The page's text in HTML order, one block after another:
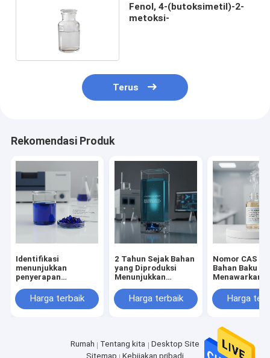
Fenol, 4-(butoksimetil)-2-
metoksi-
Terus
Rekomendasi Produk
Identifikasi
menunjukkan
penyerapan
608nm Cairan biru
gelap atau kristal
Harga terbaik
2 Tahun Sejak Bahan
yang Diproduksi
Menunjukkan
Maksimum Pada 604
608nm Penting
Harga terbaik
Nomor CAS
Bahan Baku
Menawarkan
Perdagangan
Komponen
Perawatan
dan Kosmetik
Harga
Rumah Tentang kita
Desktop Site
Sitemap
Kebijakan pribadi